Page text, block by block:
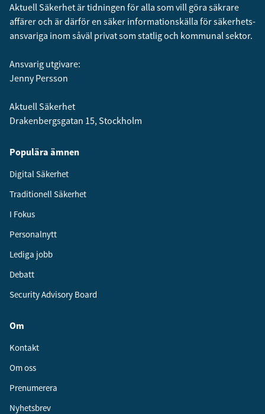
Aktuell Säkerhet är tidningen för alla som vill göra säkrare
affärer och är därför en säker informationskälla för säkerhets­
ansvariga inom såväl privat som statlig och kommunal sektor.
Ansvarig utgivare:
Jenny Persson
Aktuell Säkerhet
Drakenbergsgatan 15, Stockholm
Populära ämnen
Digital Säkerhet
Traditionell Säkerhet
I Fokus
Personalnytt
Lediga jobb
Debatt
Security Advisory Board
Om
Kontakt
Om oss
Prenumerera
Nyhetsbrev